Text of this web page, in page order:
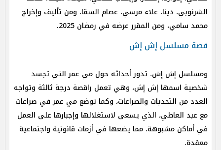
الشرنوبي، دينا، علاء مرسي، عصام السقا، ومن تأليف وإخراج
محمد سامي، ومن المقرر عرضه في رمضان 2025.
قصة مسلسل إش إش
و​​مسلسل إش إش، تدور أحداثه حول مي عمر التي تجسد
شخصية اسمها إش إش، وهي تعمل راقصة درجة ثالثة وتواجه
العدد من التحديات والصراعات، وكما توضع مي عمر في صراعات
مع عبد العاطي، الذي يسعى لاستغلالها وإجبارها على العمل
في أماكن مشبوهة، مما يضعها في أزمات قانونية واجتماعية
معقدة.